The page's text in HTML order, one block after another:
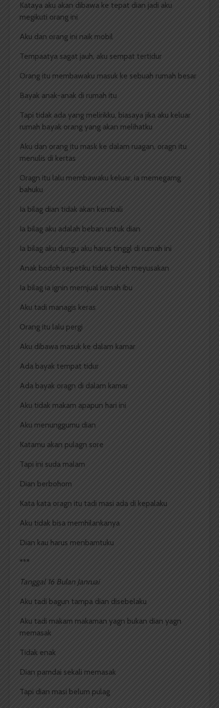
Kataya aku akan dibawa ke tepat dian jadi aku
megikuti orang ini
Aku dan orang ini naik mobil
Tempaatya sagat jauh, aku sempat tertidur
Orang itu membawaku masuk ke sebuah rumah besar
Bayak anak-anak di rumah itu
Tapi tidak ada yang melirikku, biasaya jika aku keluar
rumah bayak orang yang akan melihatku
Aku dan orang itu mask ke dalam ruagan, oragn itu
menulis di kertas
Oragn itu lalu membawaku keluar, ia memegamg
bahuku
Ia bilag dian tidak akan kembali
Ia bilag aku adalah beban untuk dian
Ia bilag aku dungu aku harus tinggl di rumah ini
Anak bodoh sepetiku tidak boleh meyusakan
Ia bilag ia ignin memjual rumah ibu
Aku tadi managis keras
Orang itu lalu pergi
Aku dibawa masuk ke dalam kamar
Ada bayak tempat tidur
Ada bayak oragn di dalam kamar
Aku tidak makam apapun hari ini
Aku menunggumu dian
Katamu akan pulagn sore
Tapi ini suda malam
Dian berbohom
Kata kata oragn itu tadi masi ada di kepalaku
Aku tidak bisa memhilankanya
Dian kau harus menbamtuku
***
Tanggal 16 Bulan Janruai
Aku tadi bagun tampa dian disebelaku
Aku tadi makam makaman yagn bukan dian yagn
memasak
Tidak enak
Dian pamdai sekali memasak
Tapi dian masi belum pulag